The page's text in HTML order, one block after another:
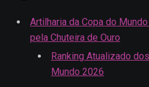
Artilharia da Copa do
pela Chuteira de Ouro
Ranking Atualizado
Mundo 2026